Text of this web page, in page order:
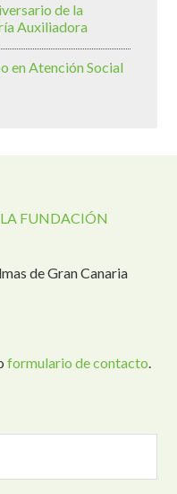
de la
Auxiliadora
en Atención Social
FUNDACIÓN
de Gran Canaria
formulario de contacto.